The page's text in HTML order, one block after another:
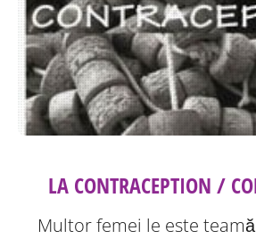
LA CONTRACEPTION /
Multor femei le este